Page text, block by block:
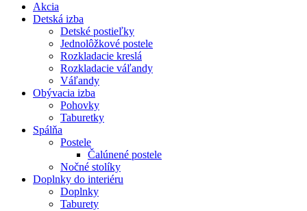
Akcia
Detská izba
Detské postieľky
Jednolôžkové postele
Rozkladacie kreslá
Rozkladacie váľandy
Váľandy
Obývacia izba
Pohovky
Taburetky
Spálňa
Postele
Čalúnené postele
Nočné stolíky
Doplnky do interiéru
Doplnky
Taburety